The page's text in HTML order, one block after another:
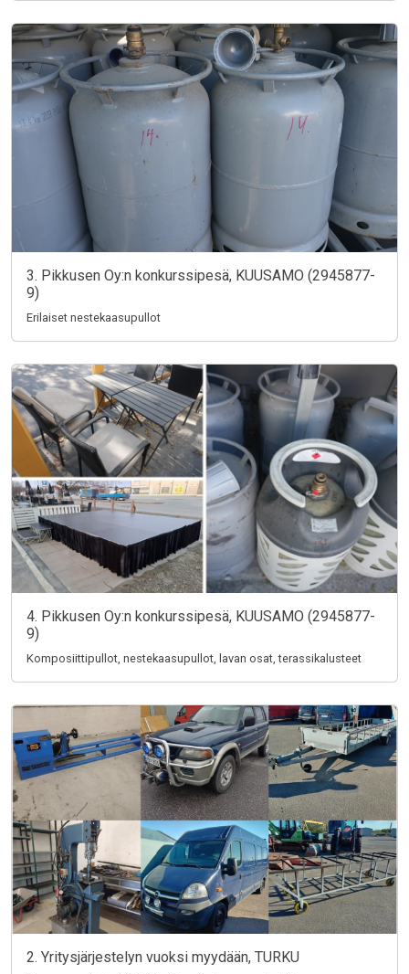
3. Pikkusen Oy:n konkurssipesä, KUUSAMO (2945877-
9)
Erilaiset nestekaasupullot
4. Pikkusen Oy:n konkurssipesä, KUUSAMO (2945877-
9)
Komposiittipullot, nestekaasupullot, lavan osat, terassikalusteet
2. Yritysjärjestelyn vuoksi myydään, TURKU